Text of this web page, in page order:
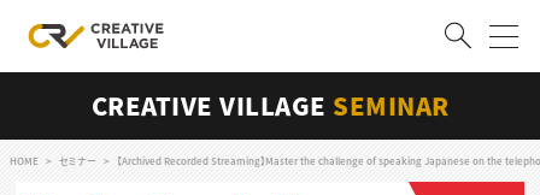
ログイン 会員登録
CREATIVE VILLAGE SEMINAR
HOME セミナー 【Archived Recorded Streaming】Master the challenge of speaking Japanese on the